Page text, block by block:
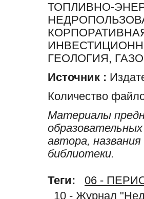
ТОПЛИВНО-
ГЕОЛОГИЯ,
Источник :
Количество
Материалы
автора,
библиотеки.
Теги:
06 -
10 - Журнал